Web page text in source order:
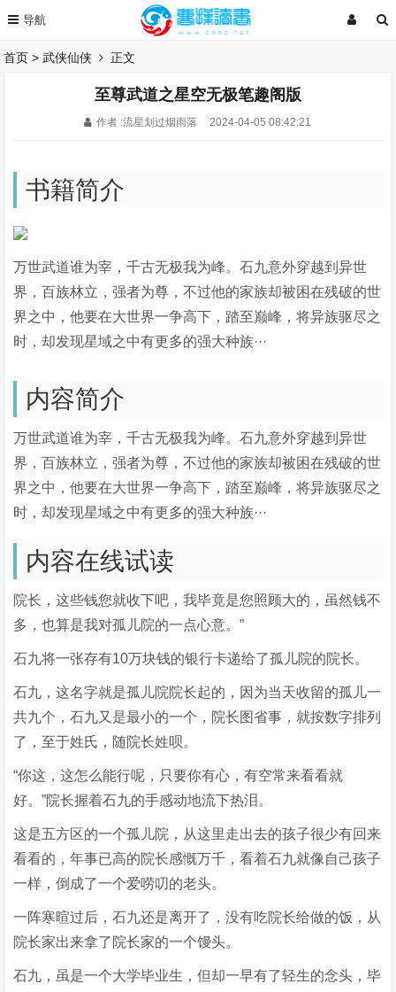
首页 >武侠仙侠 正文
至尊武道之星空无极笔趣阁版
作者 :流星划过烟雨落 2024-04-05 08:42:21
书籍简介
万世武道谁为宰，千古无极我为峰。石九意外穿越到异世
界，百族林立，强者为尊，不过他的家族却被困在残破的世
界之中，他要在大世界一争高下，踏至巅峰，将异族驱尽之
时，却发现星域之中有更多的强大种族···
内容简介
万世武道谁为宰，千古无极我为峰。石九意外穿越到异世
界，百族林立，强者为尊，不过他的家族却被困在残破的世
界之中，他要在大世界一争高下，踏至巅峰，将异族驱尽之
时，却发现星域之中有更多的强大种族···
内容在线试读
院长，这些钱您就收下吧，我毕竟是您照顾大的，虽然钱不
多，也算是我对孤儿院的一点心意。”
石九将一张存有10万块钱的银行卡递给了孤儿院的院长。
石九，这名字就是孤儿院院长起的，因为当天收留的孤儿一
共九个，石九又是最小的一个，院长图省事，就按数字排列
了，至于姓氏，随院长姓呗。
“你这，这怎么能行呢，只要你有心，有空常来看看就
好。”院长握着石九的手感动地流下热泪。
这是五方区的一个孤儿院，从这里走出去的孩子很少有回来
看看的，年事已高的院长感慨万千，看着石九就像自己孩子
一样，倒成了一个爱唠叨的老头。
一阵寒暄过后，石九还是离开了，没有吃院长给做的饭，从
院长家出来拿了院长家的一个馒头。
石九，虽是一个大学毕业生，但却一早有了轻生的念头，毕